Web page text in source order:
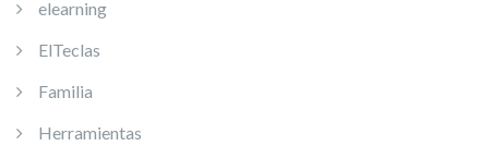
elearning
ElTeclas
Familia
Herramientas